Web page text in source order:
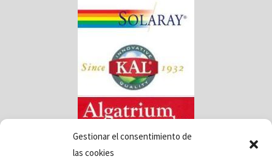
Gestionar el consentimiento de
las cookies